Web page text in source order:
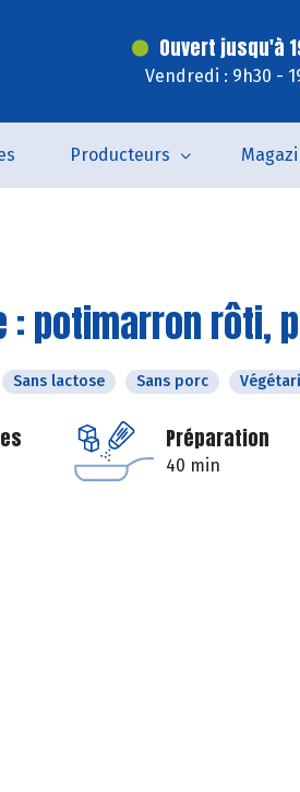
Ouvert jusqu'à
Vendredi : 9h30 -
Producteurs
: potimarron rôti,
Sans lactose Sans porc
Préparation
40 min